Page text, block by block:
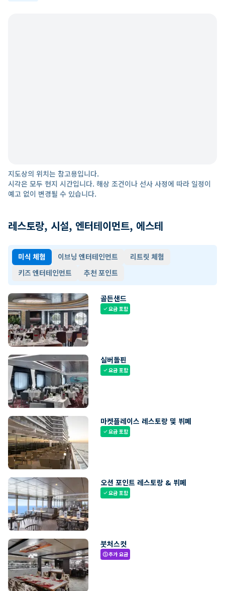
지도상의 위치는 참고용입니다.
시각은 모두 현지 시간입니다. 해상 조건이나 선사 사정에 따라 일정이
예고 없이 변경될 수 있습니다.
레스토랑, 시설, 엔터테이먼트, 에스테
미식 체험 이브닝 엔터테인먼트
리트릿 체험
키즈 엔터테인먼트
추천 포인트
골든샌드
check요금 포함
실버돌핀
check요금 포함
마켓플레이스 레스토랑 및 뷔페
check요금 포함
오션 포인트 레스토랑 & 뷔페
check요금 포함
붓처스컷
paid추가 요금